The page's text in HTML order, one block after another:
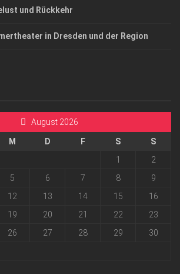
und Rückkehr
in Dresden und der Region
August 2026
M D F S
S
1
2
5 6 7 8
9
12 13 14 15
16
19 20 21 22
23
26 27 28 29
30